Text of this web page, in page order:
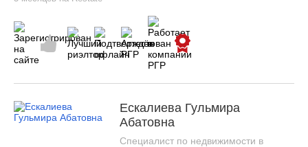
Ескалиева Гульмира
Абатовна
Специалист по недвижимости в